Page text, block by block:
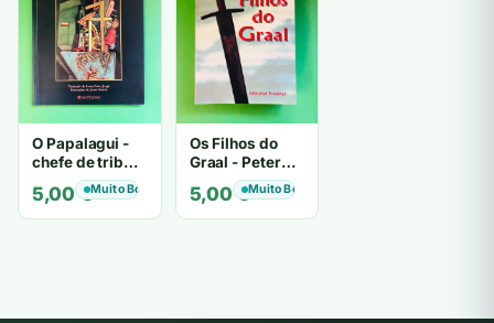
O Papalagui -
chefe de tribo
de tiavéa
5,00€Muito Bom
Os Filhos do
Graal - Peter
Berling
5,00€Muito Bom